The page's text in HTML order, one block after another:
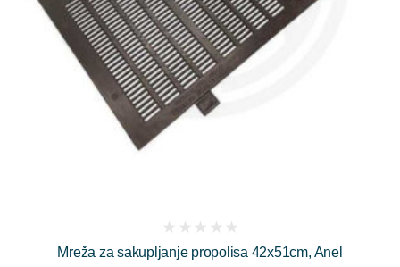
Mreža za sakupljanje propolisa 42x51cm, Anel
reviews)